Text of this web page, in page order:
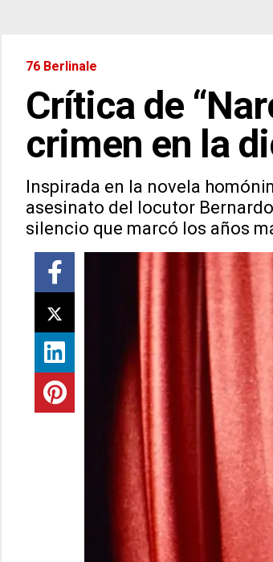
76 Berlinale
Crítica de
crimen en la
Inspirada en la novela
asesinato del locutor
silencio que marcó los años